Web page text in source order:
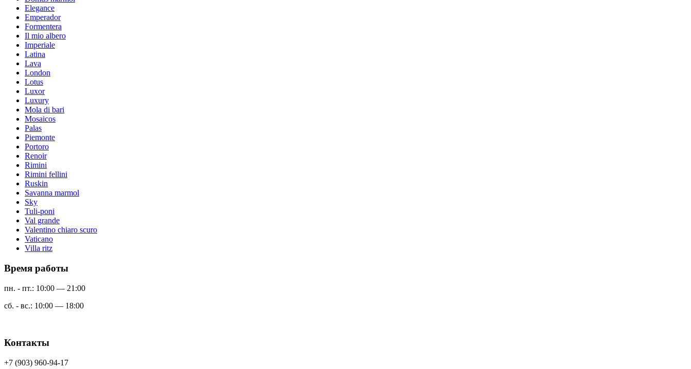
Elegance
Emperador
Formentera
Il mio albero
Imperiale
Latina
Lava
London
Lotus
Luxor
Luxury
Mola di bari
Mosaicos
Palas
Piemonte
Portoro
Renoir
Rimini
Rimini fellini
Ruskin
Savanna marmol
Sky
Tuli-poni
Val grande
Valentino chiaro scuro
Vaticano
Villa ritz
Время работы
пн. - пт.: 10:00 — 21:00
сб. - вс.: 10:00 — 18:00
Контакты
+7 (903) 960-94-17